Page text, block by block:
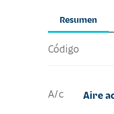
Resumen
Código
A/c
Aire